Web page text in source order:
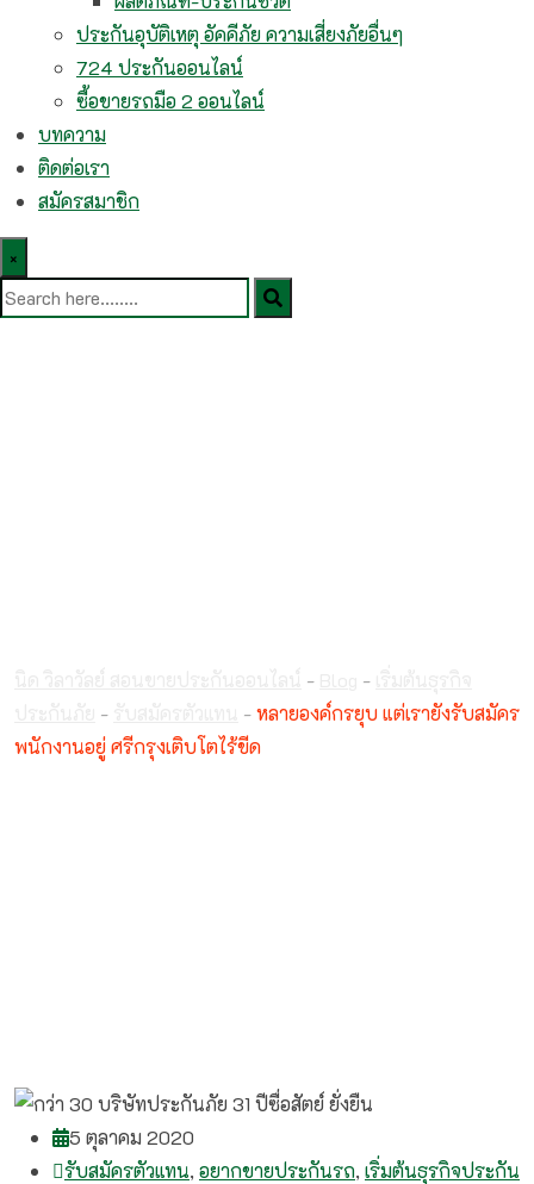
ประกันอุบัติเหตุ อัคคีภัย ความเสี่ยงภัยอื่นๆ
724 ประกันออนไลน์
ซื้อขายรถมือ 2 ออนไลน์
บทความ
ติดต่อเรา
สมัครสมาชิก
×
- -
- -หลายองค์กรยุบ แต่เรายังรับสมัคร
พนักงานอยู่ ศรีกรุงเติบโตไร้ขีด
5 ตุลาคม 2020
รับสมัครตัวแทน, อยากขายประกันรถ, เริ่มต้นธุรกิจประกัน